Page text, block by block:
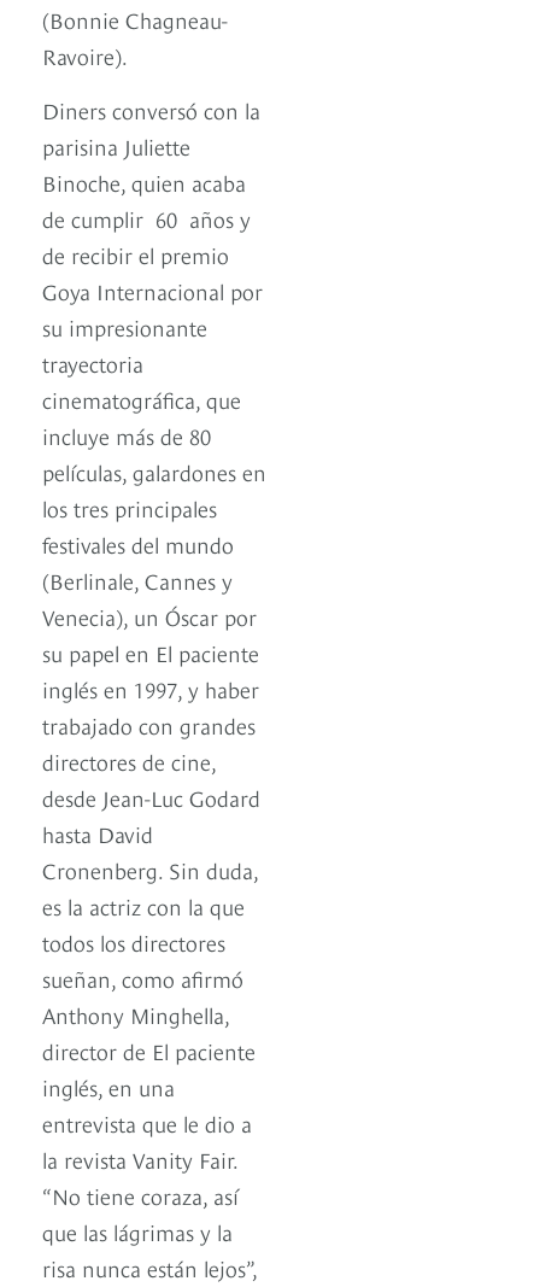
(Bonnie Chagneau-
Ravoire).
Diners conversó con la
parisina Juliette
Binoche, quien acaba
de cumplir 60 años y
de recibir el premio
Goya Internacional por
su impresionante
trayectoria
cinematográfica, que
incluye más de 80
películas, galardones en
los tres principales
festivales del mundo
(Berlinale, Cannes y
Venecia), un Óscar por
su papel en El paciente
inglés en 1997, y haber
trabajado con grandes
directores de cine,
desde Jean-Luc Godard
hasta David
Cronenberg. Sin duda,
es la actriz con la que
todos los directores
sueñan, como afirmó
Anthony Minghella,
director de El paciente
inglés, en una
entrevista que le dio a
la revista Vanity Fair.
“No tiene coraza, así
que las lágrimas y la
risa nunca están lejos”,